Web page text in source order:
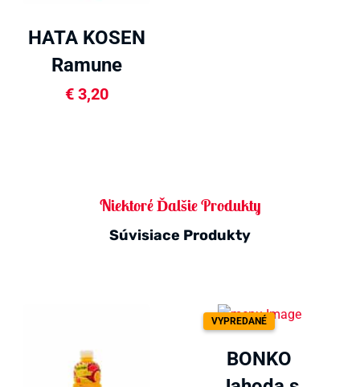
HATA KOSEN
Ramune
malina 200ml
€3,20
Niektoré Ďalšie Produkty
Súvisiace Produkty
VYPREDANÉ
BONKO